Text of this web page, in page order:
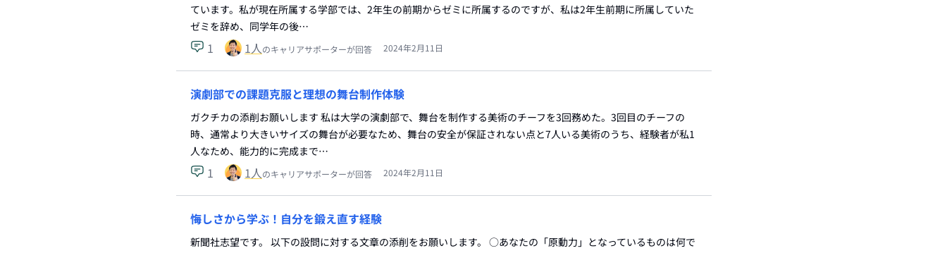
ています。私が現在所属する学部では、2年生の前期からゼミに所属するのですが、私は2年生前期に所属していた
ゼミを辞め、同学年の後…
1 1人のキャリアサポーターが回答 2024年2月11日
演劇部での課題克服と理想の舞台制作体験
ガクチカの添削お願いします 私は大学の演劇部で、舞台を制作する美術のチーフを3回務めた。3回目のチーフの
時、通常より大きいサイズの舞台が必要なため、舞台の安全が保証されない点と7人いる美術のうち、経験者が私1
人なため、能力的に完成まで…
1 1人のキャリアサポーターが回答 2024年2月11日
悔しさから学ぶ！自分を鍛え直す経験
新聞社志望です。 以下の設問に対する文章の添削をお願いします。 ○あなたの「原動力」となっているものは何で